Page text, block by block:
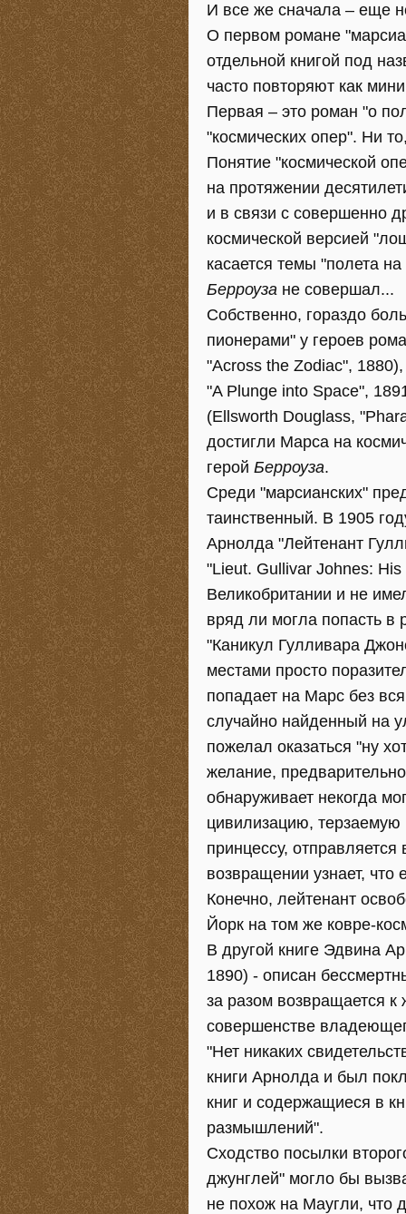
И все же сначала – еще
О первом романе
отдельной книгой под
часто повторяют как
Первая – это роман "о
"космических опер". Ни
Понятие "космической
на протяжении
и в связи с совершенно
космической версией
касается темы "полета
Берроуза не совершал...
Собственно, гораздо
пионерами" у героев
"Across the Zodiac",
"A Plunge into Space",
(Ellsworth Douglass,
достигли Марса на
герой Берроуза.
Среди "марсианских"
таинственный. В 1905
Арнолда "Лейтенант
"Lieut. Gullivar Johnes:
Великобритании и не
вряд ли могла попасть в
"Каникул Гулливара
местами просто
попадает на Марс без
случайно найденный на
пожелал оказаться "ну
желание,
обнаруживает некогда
цивилизацию,
принцессу,
возвращении узнает, что
Конечно, лейтенант
Йорк на том же ковре-
В другой книге Эдвина
1890) - описан
за разом возвращается к
совершенстве
"Нет никаких
книги Арнолда и был
книг и содержащиеся в
размышлений".
Сходство посылки
джунглей" могло бы
не похож на Маугли, что